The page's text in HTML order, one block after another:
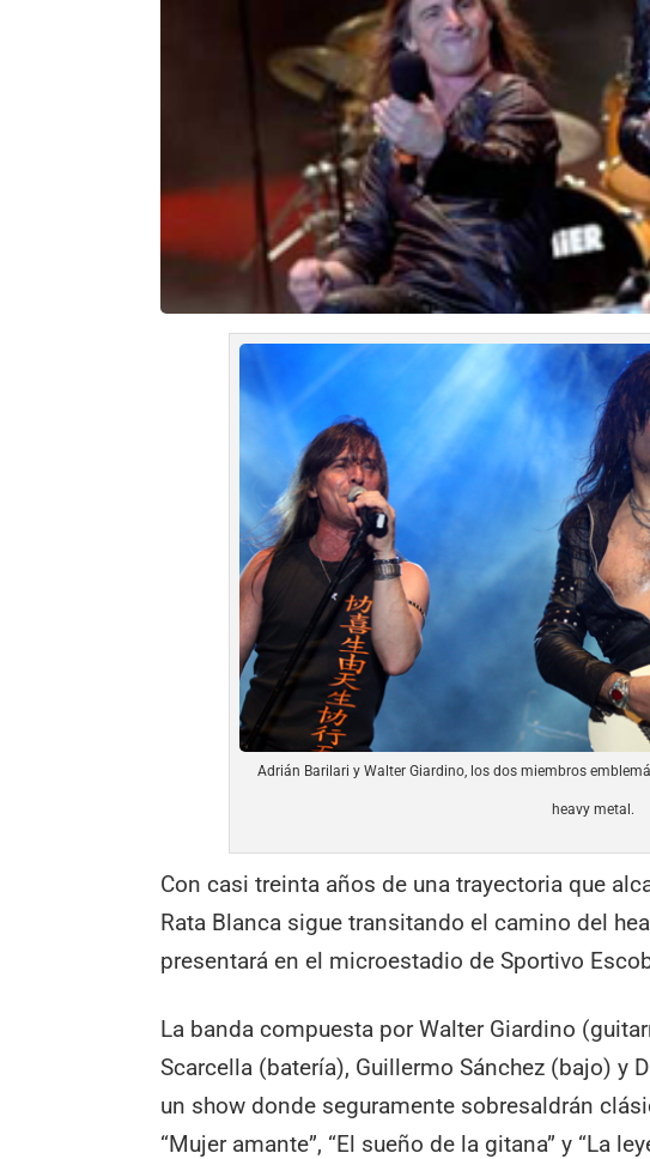
Adrián Barilari y Walter Giardino, los dos miembros
heavy metal.
Con casi treinta años de una trayectoria que
Rata Blanca sigue transitando el camino del
presentará en el microestadio de Sportivo
La banda compuesta por Walter Giardino
Scarcella (batería), Guillermo Sánchez (bajo) y
un show donde seguramente sobresaldrán
“Mujer amante”, “El sueño de la gitana” y “La